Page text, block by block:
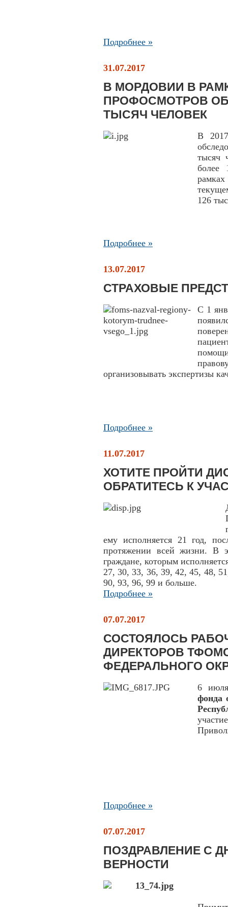
Подробнее »
31.07.2017
В МОРДОВИИ В
ПРОФОСМОТРОВ
ТЫСЯЧ ЧЕЛОВЕК
В
тысяч
более
126
Подробнее »
13.07.2017
СТРАХОВЫЕ
С 1
организовывать экспертизы
Подробнее »
11.07.2017
ХОТИТЕ ПРОЙТИ
ОБРАТИТЕСЬ К
ему исполняется 21 год,
протяжении всей жизни. В
граждане, которым
27, 30, 33, 36, 39, 42, 45, 48,
90, 93, 96, 99 и больше.
Подробнее »
07.07.2017
СОСТОЯЛОСЬ
ДИРЕКТОРОВ
ФЕДЕРАЛЬНОГО
6
фонда
Подробнее »
07.07.2017
ПОЗДРАВЛЕНИЕ С
ВЕРНОСТИ